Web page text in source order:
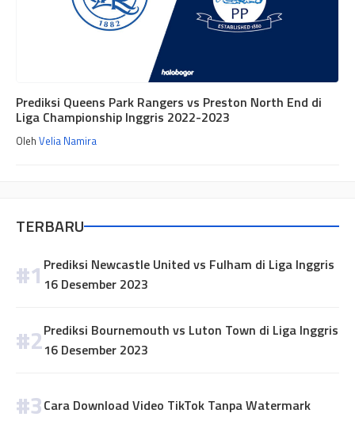
Prediksi Queens Park Rangers vs Preston North End di
Liga Championship Inggris 2022-2023
Oleh Velia Namira
TERBARU
Prediksi Newcastle United vs Fulham di Liga Inggris
16 Desember 2023
Prediksi Bournemouth vs Luton Town di Liga Inggris
16 Desember 2023
Cara Download Video TikTok Tanpa Watermark